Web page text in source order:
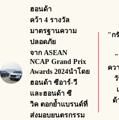
ฮอนด้า
คว้า 4 รางวัล
มาตรฐานความ
ปลอดภัย
จาก ASEAN
NCAP Grand Prix
Awards 2024นำโดย
ฮอนด้า ซีอาร์-วี
และฮอนด้า ซี
วิค ตอกย้ำแบรนด์ที่
ส่งมอบยนตรกรรม
"ก
"
คว
ด้